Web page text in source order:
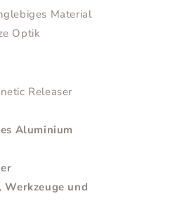
Material
Optik
Releaser
Aluminium
Werkzeuge und